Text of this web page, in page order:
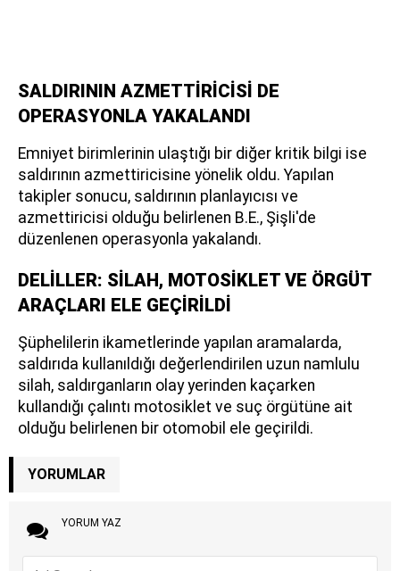
SALDIRININ AZMETTİRİCİSİ DE
OPERASYONLA YAKALANDI
Emniyet birimlerinin ulaştığı bir diğer kritik bilgi ise
saldırının azmettiricisine yönelik oldu. Yapılan
takipler sonucu, saldırının planlayıcısı ve
azmettiricisi olduğu belirlenen B.E., Şişli'de
düzenlenen operasyonla yakalandı.
DELİLLER: SİLAH, MOTOSİKLET VE ÖRGÜT
ARAÇLARI ELE GEÇİRİLDİ
Şüphelilerin ikametlerinde yapılan aramalarda,
saldırıda kullanıldığı değerlendirilen uzun namlulu
silah, saldırganların olay yerinden kaçarken
kullandığı çalıntı motosiklet ve suç örgütüne ait
olduğu belirlenen bir otomobil ele geçirildi.
YORUMLAR
YORUM YAZ